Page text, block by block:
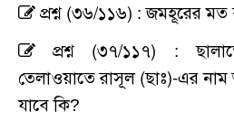
প্রশ্ন (৩৬/১১৬) : জমহূরের
প্রশ্ন (৩৭/১১৭) :
তেলাওয়াতে রাসূল (ছাঃ)-এর
যাবে কি?